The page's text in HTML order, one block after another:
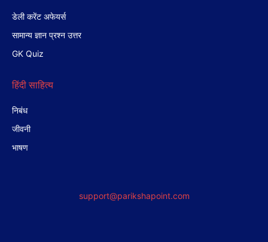
डेली करेंट अफेयर्स
सामान्य ज्ञान प्रश्न उत्तर
GK Quiz
हिंदी साहित्य
निबंध
जीवनी
भाषण
support@parikshapoint.com